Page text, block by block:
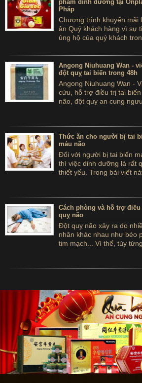
phẩm dinh dưỡng tại
Pháp
Chương trình khuyến mãi
ân Quý khách hàng vì sự
ủng hộ của quý khách
Angong Niuhuang Wan -
đột quỵ tai biến trong 48h
Angong Niuhuang Wan -
cứu, hỗ trợ điều trị tai
não, đột quỵ an cung
hộp gỗ màu xanh bắc
Thức ăn cho người bị tai
máu não
Đối với người bị tai biến
thì việc dinh dưỡng là rất
thiết yếu. Trong bài viết
ancungnguu.com sẽ giới
các loại thức ăn tốt cho
mạch máu não mục đích
sức khỏe cho bệnh nhân
Cách phòng và hỗ trợ
quỵ não
Đột quỵ não xảy ra do
nhân khác nhau như béo
tim mạch... Vì thế, tùy
cụ thể mà các bác sĩ đưa
phòng và chữa bệnh đột
nhau giúp bệnh nhân cải